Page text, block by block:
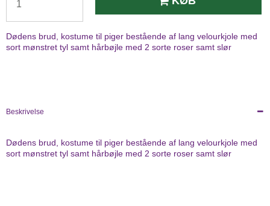
Dødens brud, kostume til piger bestående af lang velourkjole med
sort mønstret tyl samt hårbøjle med 2 sorte roser samt slør
Beskrivelse
Dødens brud, kostume til piger bestående af lang velourkjole med
sort mønstret tyl samt hårbøjle med 2 sorte roser samt slør